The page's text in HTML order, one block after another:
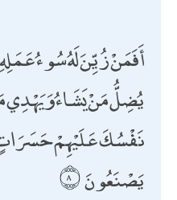
أَفَمَنْ زُيِّنَ لَهُ سُوءُ
يُضِلُّ مَنْ يَشَاءُ وَيَهْدِي
نَفْسُكَ عَلَيْهِمْ حَسَرَاتٍ
يَصْنَعُونَ